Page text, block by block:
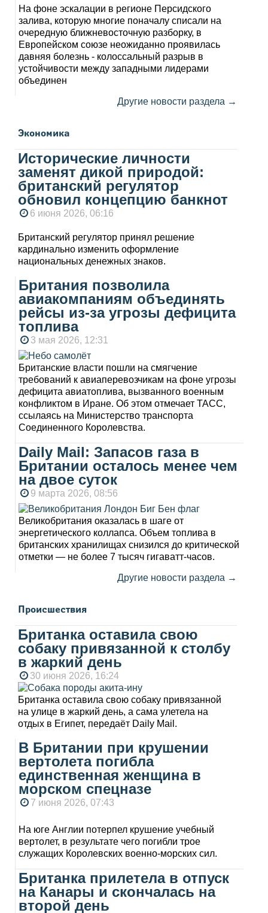
На фоне эскалации в регионе Персидского
залива, которую многие поначалу списали на
очередную ближневосточную разборку, в
Европейском союзе неожиданно проявилась
давняя болезнь - колоссальный разрыв в
устойчивости между западными лидерами
объединен
Другие новости раздела →
Экономика
Исторические личности
заменят дикой природой:
британский регулятор
обновил концепцию банкнот
6 июня 2026, 06:16
Британский регулятор принял решение
кардинально изменить оформление
национальных денежных знаков.
Британия позволила
авиакомпаниям объединять
рейсы из-за угрозы дефицита
топлива
3 мая 2026, 12:31
Британские власти пошли на смягчение
требований к авиаперевозчикам на фоне угрозы
дефицита авиатоплива, вызванного военным
конфликтом в Иране. Об этом отмечает ТАСС,
ссылаясь на Министерство транспорта
Соединенного Королевства.
Daily Mail: Запасов газа в
Британии осталось менее чем
на двое суток
9 марта 2026, 08:56
Великобритания оказалась в шаге от
энергетического коллапса. Объем топлива в
британских хранилищах снизился до критической
отметки — не более 7 тысяч гигаватт-часов.
Другие новости раздела →
Происшествия
Британка оставила свою
собаку привязанной к столбу
в жаркий день
30 июня 2026, 16:24
Британка оставила свою собаку привязанной
на улице в жаркий день, а сама улетела на
отдых в Египет, передаёт Daily Mail.
В Британии при крушении
вертолета погибла
единственная женщина в
морском спецназе
7 июня 2026, 07:43
На юге Англии потерпел крушение учебный
вертолет, в результате чего погибли трое
служащих Королевских военно-морских сил.
Британка прилетела в отпуск
на Канары и скончалась на
второй день